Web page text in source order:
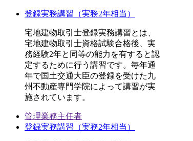
登録実務講習（実務2年相当）
宅地建物取引士登録実務講習とは、
宅地建物取引士資格試験合格後、実
務経験2年と同等の能力を有すると認
定するために行う講習です。毎年通
年で国土交通大臣の登録を受けた九
州不動産専門学院によって講習が実
施されています。
管理業務主任者
登録実務講習（実務2年相当）